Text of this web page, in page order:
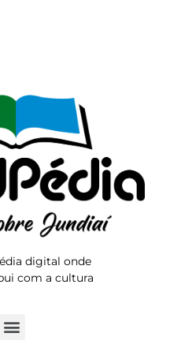
digital onde
com a cultura